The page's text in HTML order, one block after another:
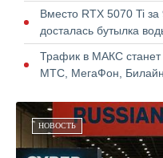
Вместо RTX 5070 Ti
досталась бутылка
Трафик в МАКС
МТС, МегаФон,
НОВОСТЬ